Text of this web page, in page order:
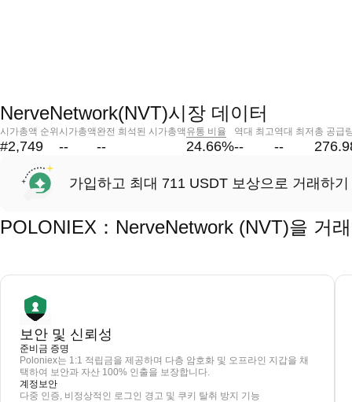
NerveNetwork(NVT)시장 데이터
시가총액 순위
#2,749
시가총액
--
완전 희석된 시가총액
--
유통 비율
24.66%
역대 최고
--
역대 최저
--
총 공급
가입하고 최대 711 USDT 보상으로 거래하기
POLONIEX：NerveNetwork (NVT)을 거
보안 및 신뢰성
준비금 증명
Poloniex는 1:1 적립금을 제공하며 다층 암호화 및 오프라인 지갑을 채
택하여 보안과 자산 100% 인출을 보장합니다.
계정보안
다중 인증, 비정상적인 로그인 경고 및 쿠키 탈취 방지 기능